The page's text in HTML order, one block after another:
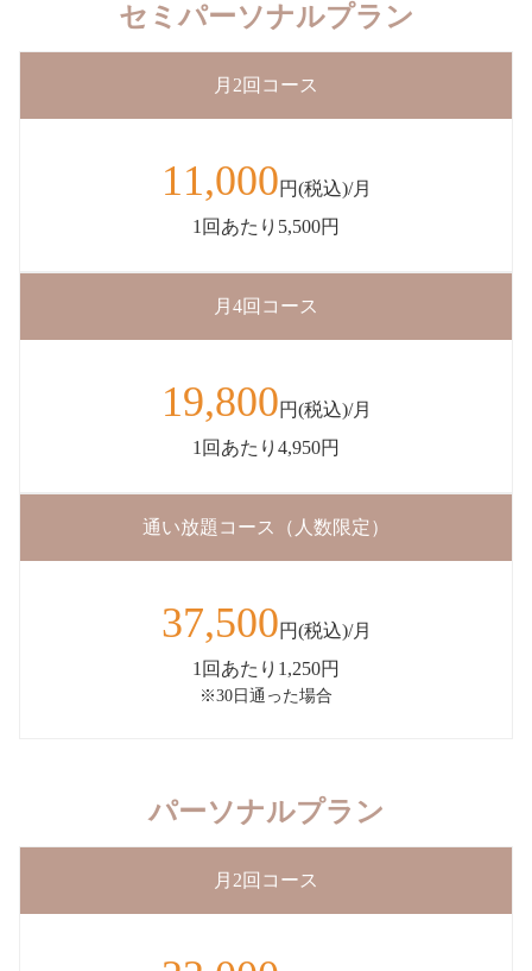
セミパーソナルプラン
月2回コース
11,000円(税込)/月
1回あたり5,500円
月4回コース
19,800円(税込)/月
1回あたり4,950円
通い放題コース（人数限定）
37,500円(税込)/月
1回あたり1,250円
※30日通った場合
パーソナルプラン
月2回コース